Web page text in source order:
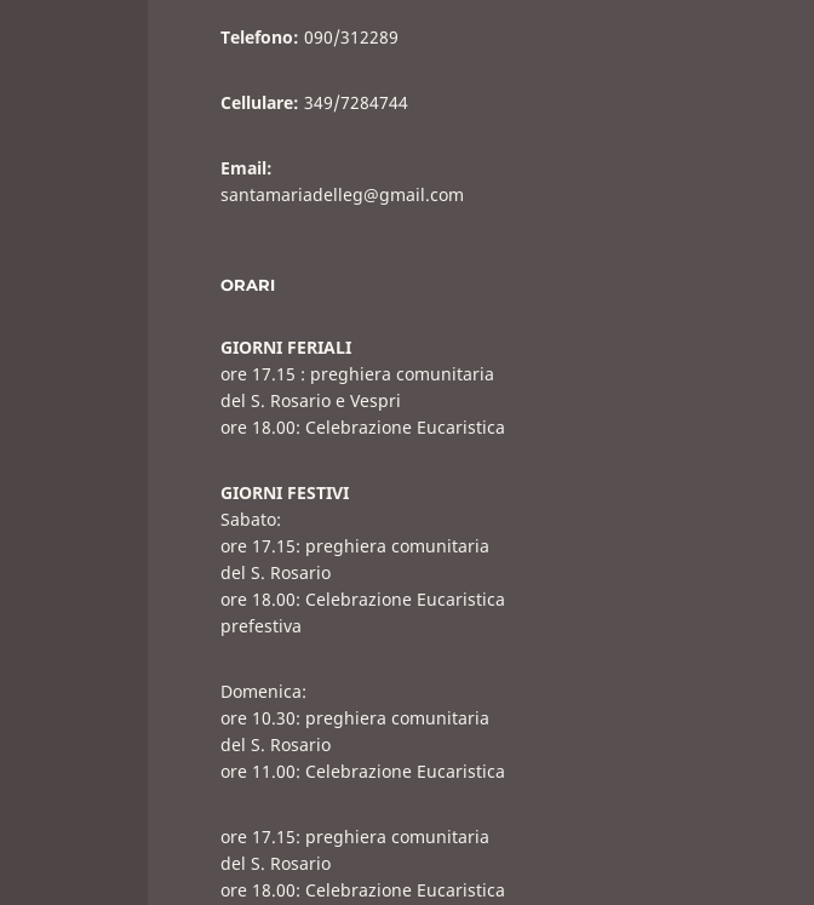
Telefono: 090/312289
Cellulare: 349/7284744
Email:
santamariadelleg@gmail.com
ORARI
GIORNI FERIALI
ore 17.15 : preghiera comunitaria
del S. Rosario e Vespri
ore 18.00: Celebrazione Eucaristica
GIORNI FESTIVI
Sabato:
ore 17.15: preghiera comunitaria
del S. Rosario
ore 18.00: Celebrazione Eucaristica
prefestiva
Domenica:
ore 10.30: preghiera comunitaria
del S. Rosario
ore 11.00: Celebrazione Eucaristica
ore 17.15: preghiera comunitaria
del S. Rosario
ore 18.00: Celebrazione Eucaristica